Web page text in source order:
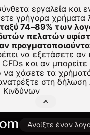
εργαλεία και
γρήγορα χρήματα
74–89% των
πελατών
να εξετάσετε αν
CFDs και αν
να χάσετε τα
στη δήλωση
Κινδύνων
Ανοίξτε έναν